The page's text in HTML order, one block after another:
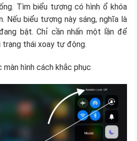
Tìm biểu tượng có hình ổ khóa
Nếu biểu tượng này sáng, nghĩa là
bật. Chỉ cần nhấn một lần để
trạng thái xoay tự động.
hình cách khắc phục